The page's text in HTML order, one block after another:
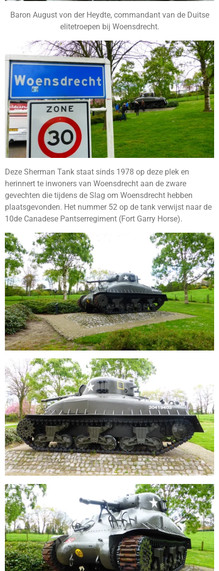
Baron August von der Heydte, commandant van de Duitse
elitetroepen bij Woensdrecht.
Deze Sherman Tank staat sinds 1978 op deze plek en
herinnert te inwoners van Woensdrecht aan de zware
gevechten die tijdens de Slag om Woensdrecht hebben
plaatsgevonden. Het nummer 52 op de tank verwijst naar de
10de Canadese Pantserregiment (Fort Garry Horse).